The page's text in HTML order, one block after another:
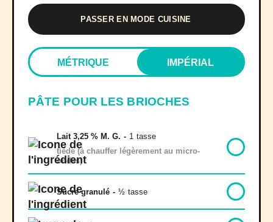
PASSER EN MODE CUISINE
MÉTRIQUE IMPÉRIAL
PÂTE POUR LES BRIOCHES
Lait 3,25 % M. G. - 1 tasse
tiède (à chauffer légèrement au micro-
ondes)
Sucre granulé - ½ tasse